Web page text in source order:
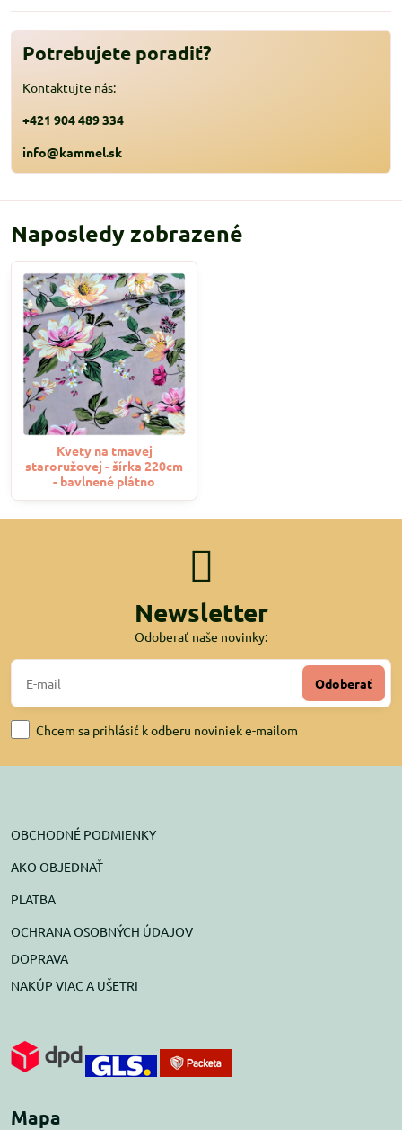
Potrebujete poradiť?
Kontaktujte nás:
+421 904 489 334
info@kammel.sk
Naposledy zobrazené
Kvety na tmavej
staroružovej - šírka 220cm
- bavlnené plátno
Newsletter
Odoberať naše novinky:
Odoberať
Chcem sa prihlásiť k odberu noviniek e-mailom
OBCHODNÉ PODMIENKY
AKO OBJEDNAŤ
PLATBA
OCHRANA OSOBNÝCH ÚDAJOV
DOPRAVA
NAKÚP VIAC A UŠETRI
Mapa